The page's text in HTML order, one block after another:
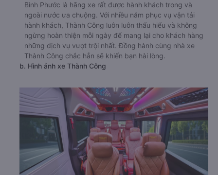
Bình Phước là hãng xe rất được hành khách trong và
ngoài nước ưa chuộng. Với nhiều năm phục vụ vận tải
hành khách, Thành Công luôn luôn thấu hiểu và không
ngừng hoàn thiện mỗi ngày để mang lại cho khách hàng
những dịch vụ vượt trội nhất. Đồng hành cùng nhà xe
Thành Công chắc hẳn sẽ khiến bạn hài lòng.
b. Hình ảnh xe Thành Công